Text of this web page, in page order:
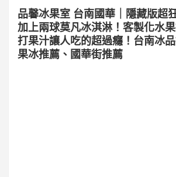
品馨冰果室 台南國華｜隱藏版超
加上兩球莫凡冰淇淋！客製化水
打果汁讓人吃的超過癮！台南冰
果冰推薦、國華街推薦